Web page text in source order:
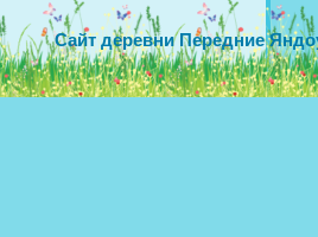
Сайт деревни Передние